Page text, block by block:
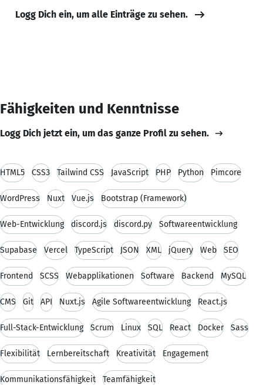
Logg Dich ein, um alle Einträge zu sehen.
Fähigkeiten und Kenntnisse
Logg Dich jetzt ein, um das ganze Profil zu sehen.
HTML5 CSS3 Tailwind CSS JavaScript PHP Python Pimcore
WordPress Nuxt Vue.js Bootstrap (Framework)
Web-Entwicklung discord.js discord.py Softwareentwicklung
Supabase Vercel TypeScript JSON XML jQuery Web SEO
Frontend SCSS Webapplikationen Software Backend MySQL
CMS Git API Nuxt.js Agile Softwareentwicklung React.js
Full-Stack-Entwicklung Scrum Linux SQL React Docker Sass
Flexibilität Lernbereitschaft Kreativität Engagement
Kommunikationsfähigkeit Teamfähigkeit